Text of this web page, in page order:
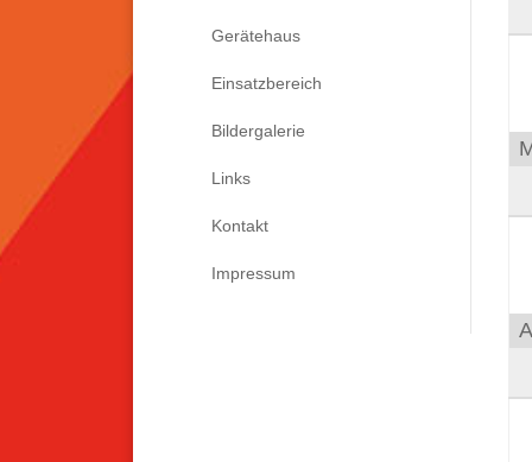
Gerätehaus
Einsatzbereich
Bildergalerie
Links
Kontakt
Impressum